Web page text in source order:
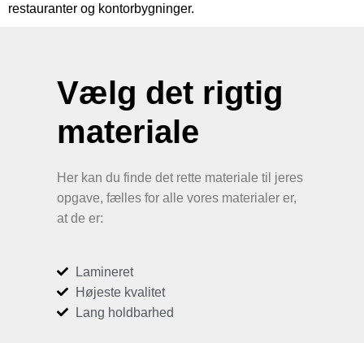
restauranter og kontorbygninger.
Vælg det rigtig
materiale
Her kan du finde det rette materiale til jeres
opgave, fælles for alle vores materialer er,
at de er:
Lamineret
Højeste kvalitet
Lang holdbarhed